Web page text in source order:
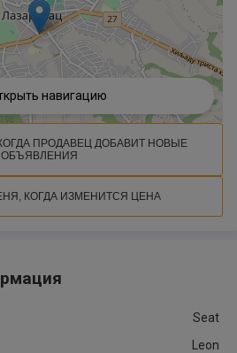
навигацию
ПРОДАВЕЦ ДОБАВИТ НОВЫЕ
ОБЪЯВЛЕНИЯ
КОГДА ИЗМЕНИТСЯ ЦЕНА
Seat
Leon